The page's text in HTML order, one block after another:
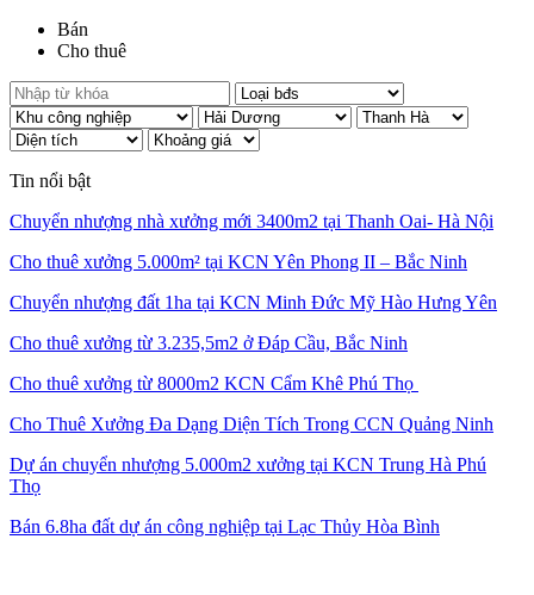
Bán
Cho thuê
Tin nổi bật
Chuyển nhượng nhà xưởng mới 3400m2 tại Thanh Oai- Hà Nội
Cho thuê xưởng 5.000m² tại KCN Yên Phong II – Bắc Ninh
Chuyển nhượng đất 1ha tại KCN Minh Đức Mỹ Hào Hưng Yên
Cho thuê xưởng từ 3.235,5m2 ở Đáp Cầu, Bắc Ninh
Cho thuê xưởng từ 8000m2 KCN Cẩm Khê Phú Thọ
Cho Thuê Xưởng Đa Dạng Diện Tích Trong CCN Quảng Ninh
Dự án chuyển nhượng 5.000m2 xưởng tại KCN Trung Hà Phú
Thọ
Bán 6.8ha đất dự án công nghiệp tại Lạc Thủy Hòa Bình